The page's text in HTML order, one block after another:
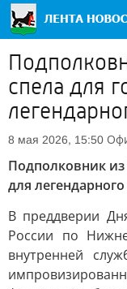
спела для
8 мая 2026, 15:50
Подполковник
для
В преддверии
России по
внутренней